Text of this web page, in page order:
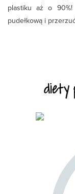
plastiku aż o
pudełkową i
diety